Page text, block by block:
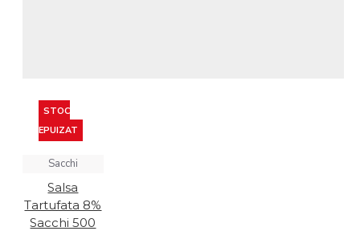
STOC
EPUIZAT
Sacchi
Salsa
Tartufata 8%
Sacchi 500